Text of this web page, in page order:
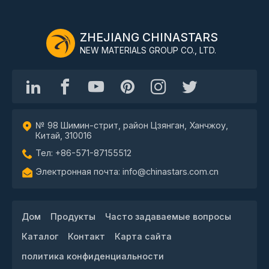
ZHEJIANG CHINASTARS
NEW MATERIALS GROUP CO., LTD.
№ 98 Шимин-стрит, район Цзянган, Ханчжоу,
Китай, 310016
Тел: +86-571-87155512
Электронная почта: info@chinastars.com.cn
Дом Продукты
Часто задаваемые вопросы
Каталог
Контакт
Карта сайта
политика конфиденциальности